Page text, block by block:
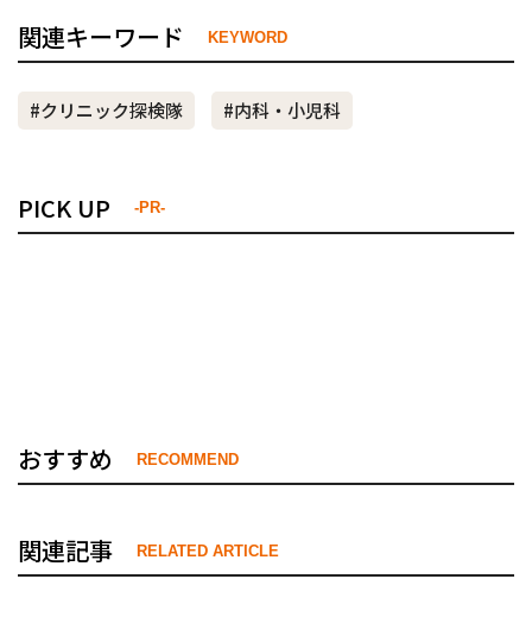
関連キーワード KEYWORD
#クリニック探検隊 #内科・小児科
PICK UP -PR-
おすすめ RECOMMEND
関連記事 RELATED ARTICLE